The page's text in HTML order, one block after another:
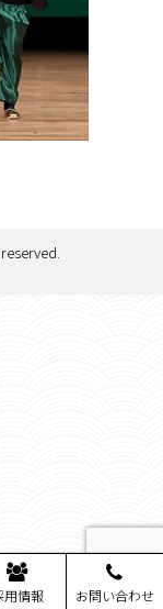
用情報 お問い合わせ